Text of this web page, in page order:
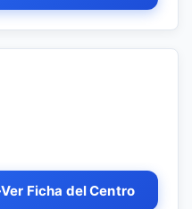
Ver Ficha del Centro